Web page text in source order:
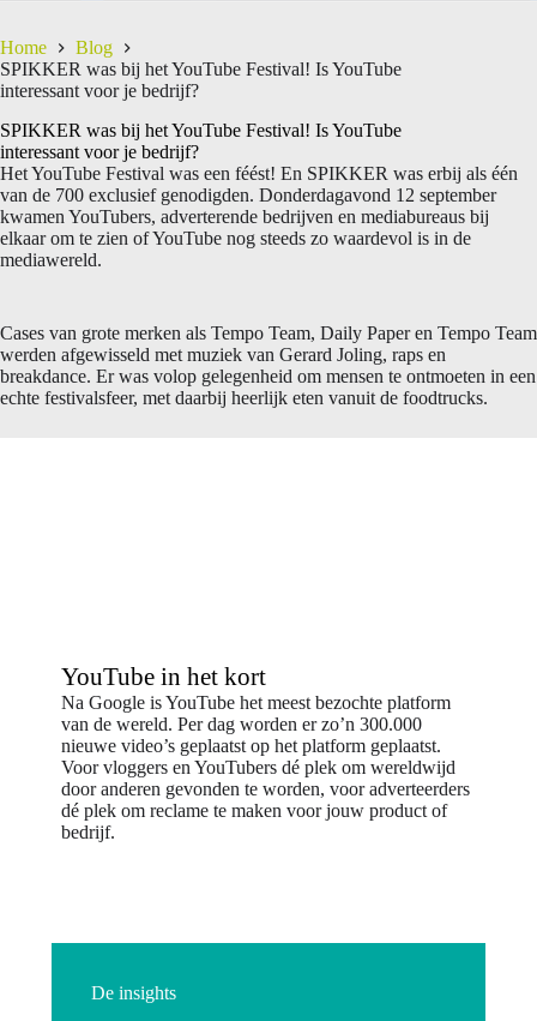
Home
Blog
SPIKKER was bij het YouTube Festival! Is YouTube
interessant voor je bedrijf?
SPIKKER was bij het YouTube Festival! Is YouTube
interessant voor je bedrijf?
Het YouTube Festival was een féést! En SPIKKER was erbij als één
van de 700 exclusief genodigden. Donderdagavond 12 september
kwamen YouTubers, adverterende bedrijven en mediabureaus bij
elkaar om te zien of YouTube nog steeds zo waardevol is in de
mediawereld.
Cases van grote merken als Tempo Team, Daily Paper en Tempo Team
werden afgewisseld met muziek van Gerard Joling, raps en
breakdance. Er was volop gelegenheid om mensen te ontmoeten in een
echte festivalsfeer, met daarbij heerlijk eten vanuit de foodtrucks.
YouTube in het kort
Na Google is YouTube het meest bezochte platform
van de wereld. Per dag worden er zo’n 300.000
nieuwe video’s geplaatst op het platform geplaatst.
Voor vloggers en YouTubers dé plek om wereldwijd
door anderen gevonden te worden, voor adverteerders
dé plek om reclame te maken voor jouw product of
bedrijf.
De insights